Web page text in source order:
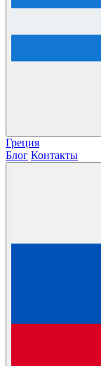
Греция
Блог Контакты